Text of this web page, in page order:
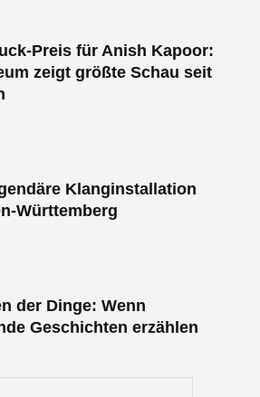
Preis für Anish Kapoor:
zeigt größte Schau seit
Klanginstallation
Württemberg
der Dinge: Wenn
Geschichten erzählen